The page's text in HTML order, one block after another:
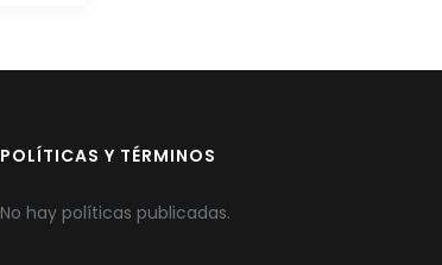
POLÍTICAS Y TÉRMINOS
No hay políticas publicadas.